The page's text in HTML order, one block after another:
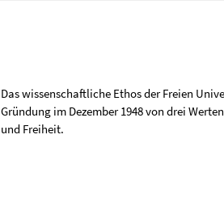
Das wissenschaftliche Ethos der Freien
Gründung im Dezember 1948 von drei
und Freiheit.